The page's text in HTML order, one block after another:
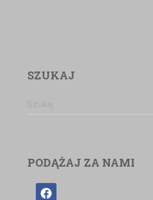
SZUKAJ
PODĄŻAJ ZA NAMI